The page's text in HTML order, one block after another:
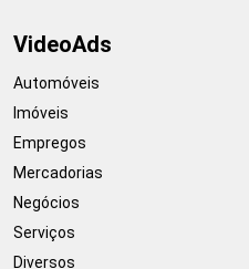
VideoAds
Automóveis
Imóveis
Empregos
Mercadorias
Negócios
Serviços
Diversos